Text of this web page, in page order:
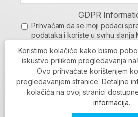
GDPR
Prihvaćam da se moji podaci
podataka i koriste u svrhu slanja
MOJARIJEKA
PRIJAVI SE
Koristimo kolačiće kako bismo
iskustvo prilikom pregledavanja
Ovo prihvaćate korištenjem
pregledavanjem stranice. Detaljne
kolačića na ovoj stranici
informacija.